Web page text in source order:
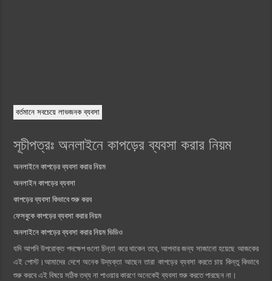
বর্তমানে সবচেয়ে লাভজনক ব্যবসা
সূচীপত্রঃ অনলাইনে কাপড়ের ব্যবসা করার নিয়ম
অনলাইনে কাপড়ের ব্যবসা করার নিয়ম
অনলাইন কাপড়ের ব্যবসা
কাপড়ের ব্যবসা কিভাবে শুরু করব
ফেসবুকে কাপড়ের ব্যবসা করার নিয়ম
অনলাইনে কাপড়ের ব্যবসা করার নিয়ম ভিডিও
যদি আপনি উপরোক্ত পদক্ষেপ গুলো চিন্তা করে থাকেন তবে, আপনার জন্য সাজানো হয়েছে আজকের
এই পোস্ট।আমাদের দেশে অনেক উদ্যক্তা আছেন তারা কাপড়ের ব্যবসা করতে চায় কিন্তু কিভাবে
শুরু করবে এই বিষয়ে সঠিক তথ্য না পাওয়ার কারণে অনেকেই ব্যবসা শুরু করতে পারছেন না।